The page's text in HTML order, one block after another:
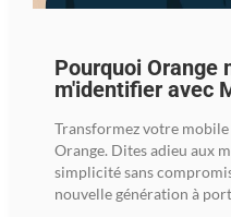
Pourquoi Orange
m'identifier avec
Transformez votre
Orange. Dites adieu aux
simplicité sans
nouvelle génération à